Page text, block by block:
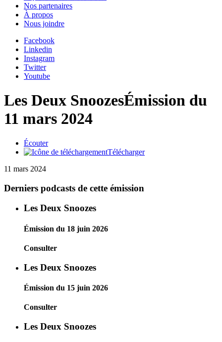
Nos partenaires
À propos
Nous joindre
Facebook
Linkedin
Instagram
Twitter
Youtube
Les Deux SnoozesÉmission du
11 mars 2024
Écouter
Télécharger
11 mars 2024
Derniers podcasts de cette émission
Les Deux Snoozes
Émission du 18 juin 2026
Consulter
Les Deux Snoozes
Émission du 15 juin 2026
Consulter
Les Deux Snoozes